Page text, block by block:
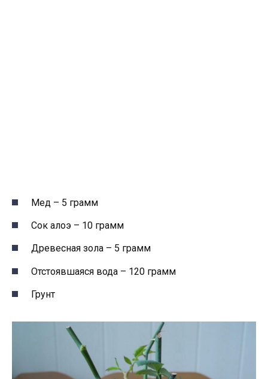
Мед – 5 грамм
Сок алоэ – 10 грамм
Древесная зола – 5 грамм
Отстоявшаяся вода – 120 грамм
Грунт